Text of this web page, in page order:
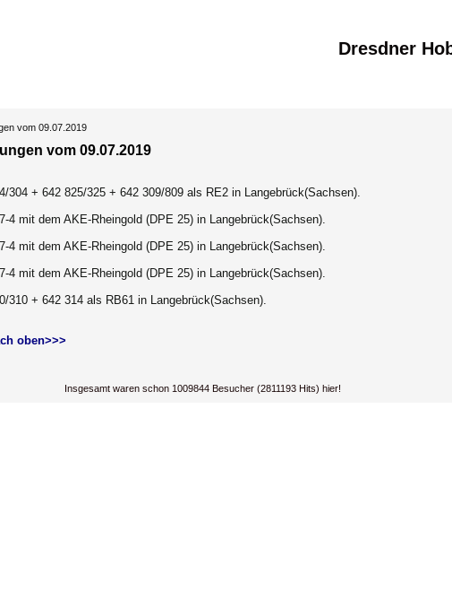
Dresdner
vom 09.07.2019
vom 09.07.2019
304 + 642 825/325 + 642 309/809 als RE2 in Langebrück(Sachsen).
4 mit dem AKE-Rheingold (DPE 25) in Langebrück(Sachsen).
4 mit dem AKE-Rheingold (DPE 25) in Langebrück(Sachsen).
4 mit dem AKE-Rheingold (DPE 25) in Langebrück(Sachsen).
310 + 642 314 als RB61 in Langebrück(Sachsen).
oben>>>
Insgesamt waren schon 1009844 Besucher (2811193 Hits) hier!